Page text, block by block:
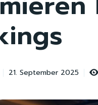
21. September 2025